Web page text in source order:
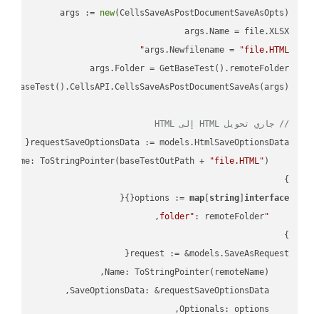
args := new
args.Newfilename =
"file.HTML"
// جاري تحويل HTML إلى HTML
"file.HTML"
options := map[ string] interface
"folder"